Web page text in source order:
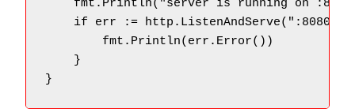
fmt.Println("server is running on
if err := http.ListenAndServe(":8080",
        fmt.Println(err.Error())
    }
}